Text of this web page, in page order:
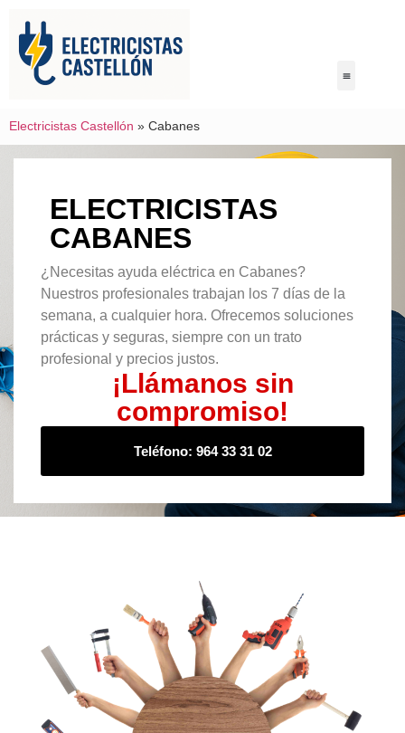
Electricistas Castellón » Cabanes
ELECTRICISTAS
CABANES
¿Necesitas ayuda eléctrica en Cabanes?
Nuestros profesionales trabajan los 7 días de la
semana, a cualquier hora. Ofrecemos soluciones
prácticas y seguras, siempre con un trato
profesional y precios justos.
¡Llámanos sin
compromiso!
Teléfono: 964 33 31 02